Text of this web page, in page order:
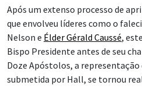
Após um extenso processo de
que envolveu líderes como o
Nelson e Élder Gérald Caussé,
Bispo Presidente antes de seu
Doze Apóstolos, a
submetida por Hall, se tornou